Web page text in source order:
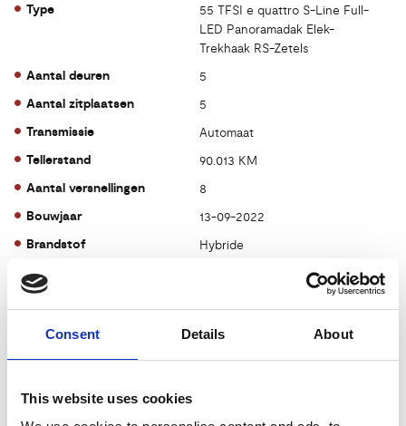
Consent Details About
This website uses cookies
Type
55 TFSI e quattro S-Line Full-
LED Panoramadak Elek-
Trekhaak RS-Zetels
Aantal deuren 5
Aantal zitplaatsen 5
Transmissie Automaat
Tellerstand 90.013 KM
Aantal versnellingen 8
Bouwjaar 13-09-2022
Brandstof Hybride
Prijs
Kleur grijs
Acceleratie 0-100
Bekleding
CO2-emissie 47 g/km